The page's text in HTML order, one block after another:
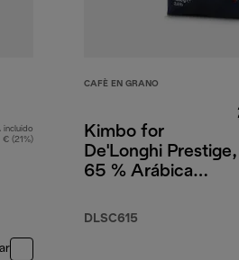
incluido
€ (21%)
CAFÈ EN GRANO
Kimbo for
De'Longhi Prestige,
65 % Arábica
DLSC615